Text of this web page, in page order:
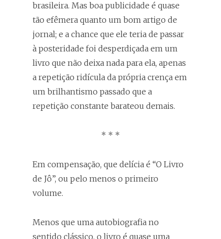
brasileira. Mas boa publicidade é quase
tão efêmera quanto um bom artigo de
jornal; e a chance que ele teria de passar
à posteridade foi desperdiçada em um
livro que não deixa nada para ela, apenas
a repetição ridícula da própria crença em
um brilhantismo passado que a
repetição constante barateou demais.
* * *
Em compensação, que delícia é “O Livro
de Jô”, ou pelo menos o primeiro
volume.
Menos que uma autobiografia no
sentido clássico, o livro é quase uma